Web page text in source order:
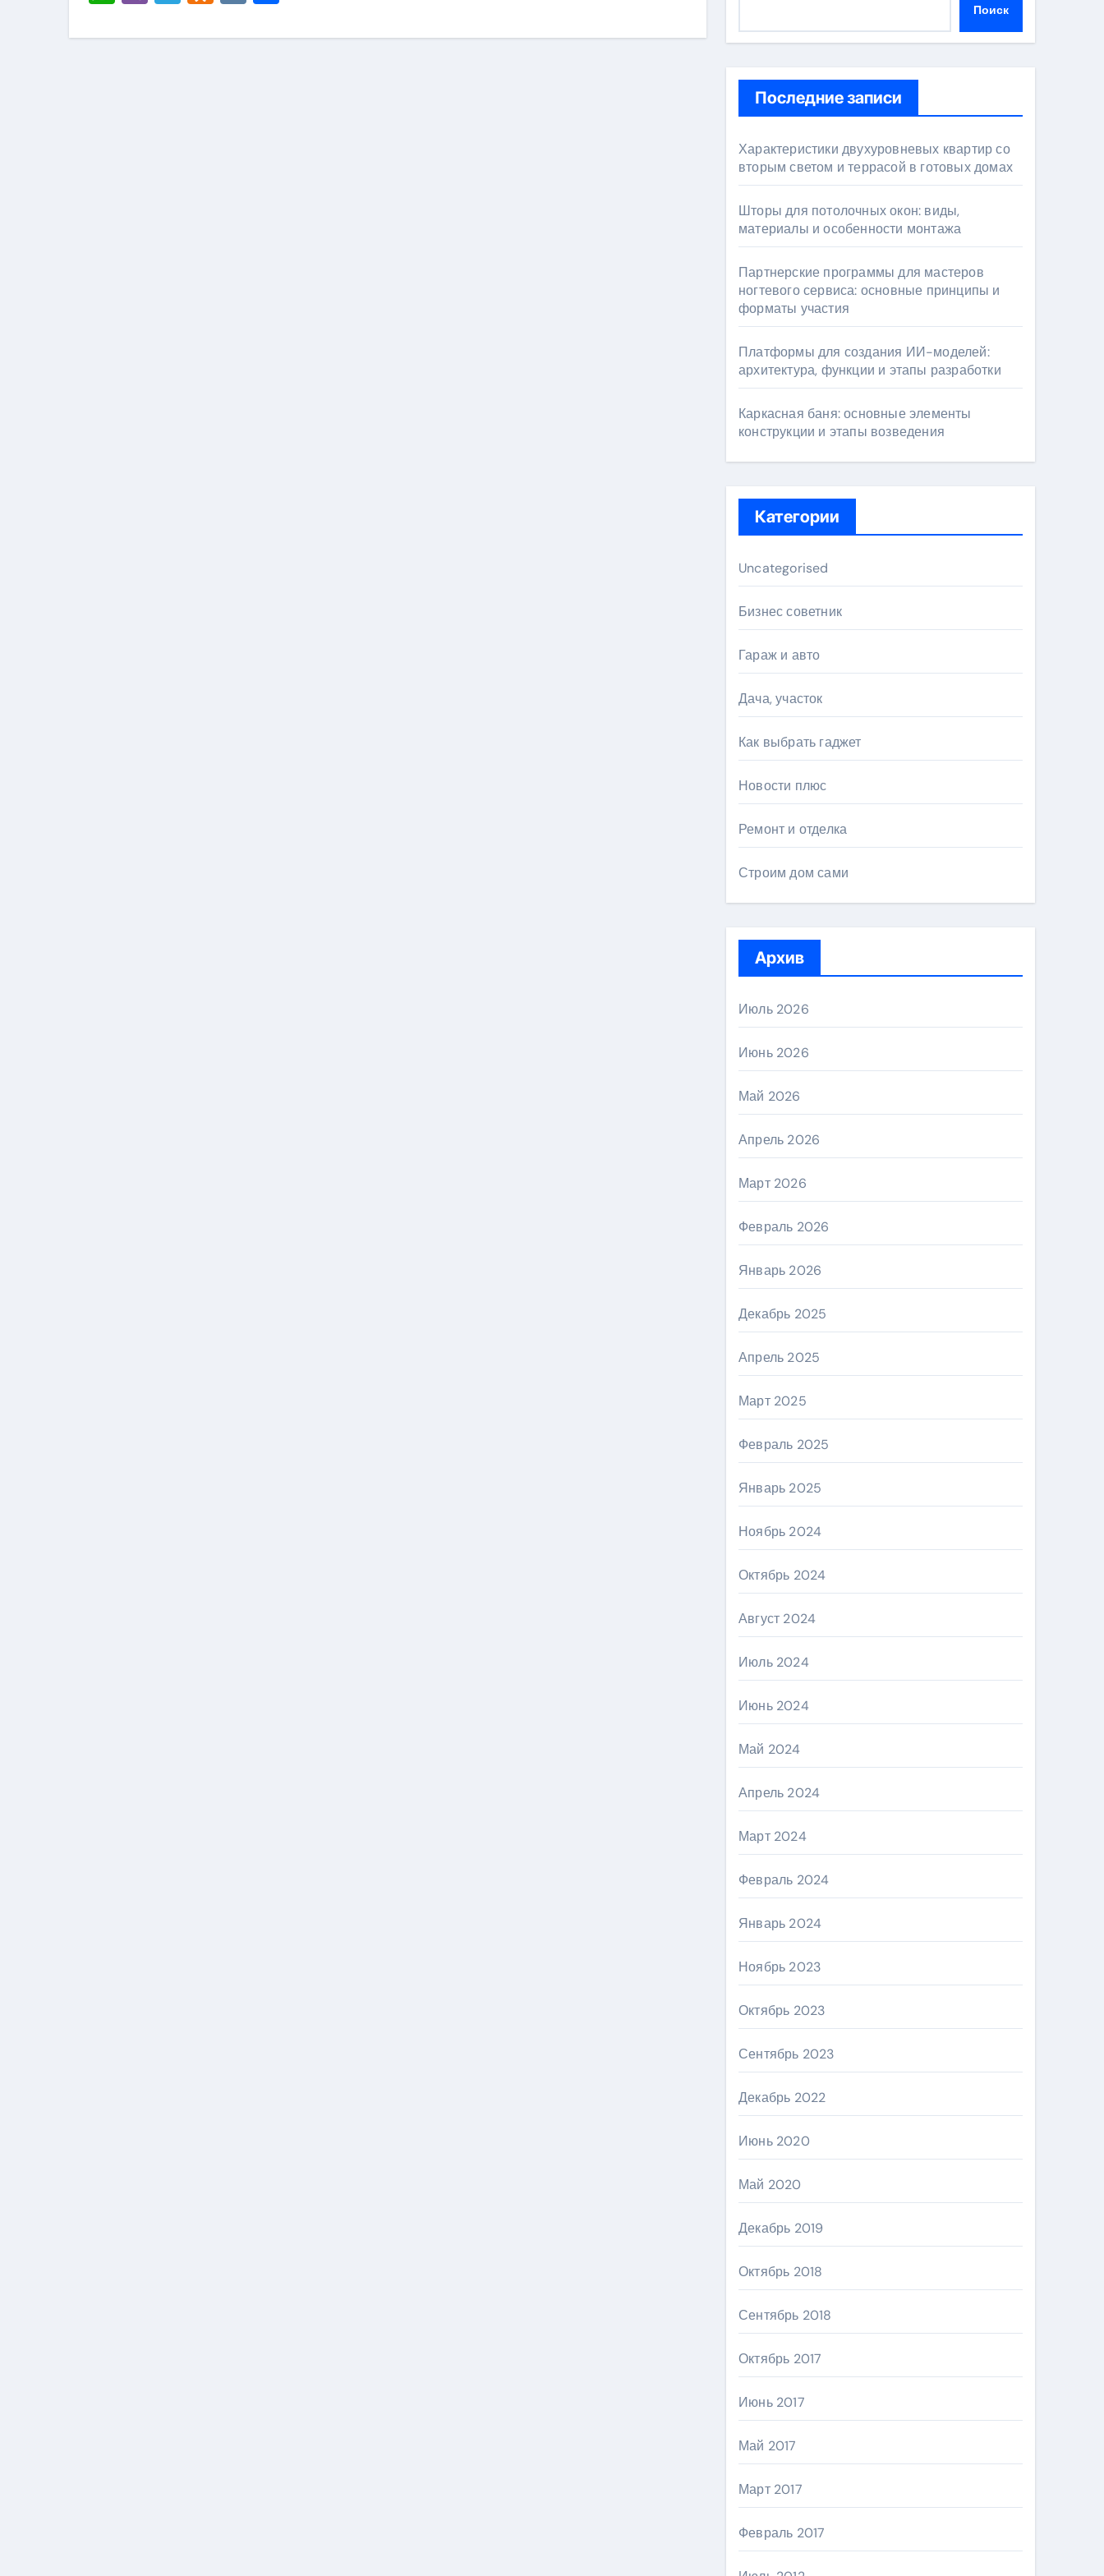
Поиск
Последние записи
Характеристики двухуровневых квартир со
вторым светом и террасой в готовых домах
Шторы для потолочных окон: виды,
материалы и особенности монтажа
Партнерские программы для мастеров
ногтевого сервиса: основные принципы и
форматы участия
Платформы для создания ИИ-моделей:
архитектура, функции и этапы разработки
Каркасная баня: основные элементы
конструкции и этапы возведения
Категории
Uncategorised
Бизнес советник
Гараж и авто
Дача, участок
Как выбрать гаджет
Новости плюс
Ремонт и отделка
Строим дом сами
Архив
Июль 2026
Июнь 2026
Май 2026
Апрель 2026
Март 2026
Февраль 2026
Январь 2026
Декабрь 2025
Апрель 2025
Март 2025
Февраль 2025
Январь 2025
Ноябрь 2024
Октябрь 2024
Август 2024
Июль 2024
Июнь 2024
Май 2024
Апрель 2024
Март 2024
Февраль 2024
Январь 2024
Ноябрь 2023
Октябрь 2023
Сентябрь 2023
Декабрь 2022
Июнь 2020
Май 2020
Декабрь 2019
Октябрь 2018
Сентябрь 2018
Октябрь 2017
Июнь 2017
Май 2017
Март 2017
Февраль 2017